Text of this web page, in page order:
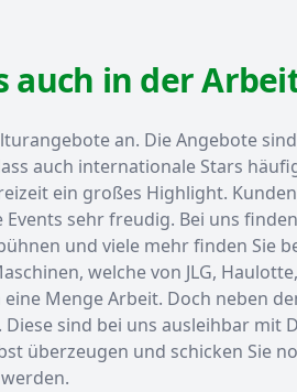
auch in der
an. Die Angebote
auch internationale Stars
ein großes Highlight.
sehr freudig. Bei uns
und viele mehr finden Sie
welche von JLG,
Menge Arbeit. Doch neben
sind bei uns ausleihbar mit
überzeugen und schicken Sie